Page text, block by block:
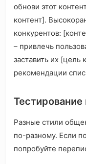
обнови этот
контент].
конкурентов:
– привлечь
заставить их [цель
рекомендации
Тестирование
Разные стили
по-разному. Если
попробуйте